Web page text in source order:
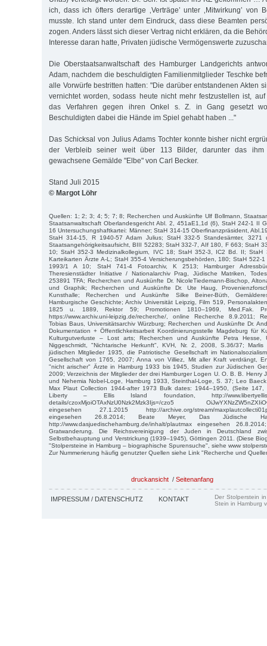
ich, dass ich öfters derartige ‚Verträge’ unter ‚Mitwirkung’ von
musste. Ich stand unter dem Eindruck, dass diese Beamten
zogen. Anders lässt sich dieser Vertrag nicht erklären, da die
Interesse daran hatte, Privaten jüdische Vermögenswerte
Die Oberstaatsanwaltschaft des Hamburger Landgerichts
Adam, nachdem die beschuldigten Familienmitglieder Teschke
alle Vorwürfe bestritten hatten: "Die darüber entstandenen Akten
vernichtet worden, sodass heute nicht mehr festzustellen ist,
das Verfahren gegen ihren Onkel s. Z. in Gang gesetzt
Beschuldigten dabei die Hände im Spiel gehabt haben ..."
Das Schicksal von Julius Adams Tochter konnte bisher nicht
der Verbleib seiner weit über 113 Bilder, darunter das ihm
gewachsene Gemälde "Elbe" von Carl Becker.
Stand Juli 2015
© Margot Löhr
Quellen: 1; 2; 3; 4; 5; 7; 8; Recherchen und Auskünfte Ulf Bollmann,
Staatsanwaltschaft Oberlandesgericht Abl. 2, 451aE1,1d (6), StaH 242-1 II
16 Untersuchungshaftkartei: Männer; StaH 314-15 Oberfinanzpräsident,
StaH 314-15, R 1940-57 Adam Julius; StaH 332-5 Standesämter, 3271
Staatsangehörigkeitsaufsicht, BIII 52283; StaH 332-7, AIf 180, F 663; StaH
10; StaH 352-3 Medizinalkollegium, IVC 18; StaH 352-3, IC2 Bd. II; StaH
Karteikarten Ärzte A-L; StaH 355-4 Versicherungsbehörden, 180; StaH 522-
1993/1 A 10; StaH 741-4 Fotoarchiv, K 2513; Hamburger
Theresienstädter Initiative / Nationalarchiv Prag, Jüdische Matriken,
253891 TFA; Recherchen und Auskünfte Dr. NicoleTiedemann-Bischop,
und Graphik; Recherchen und Auskünfte Dr. Ute Haug,
Kunsthalle; Recherchen und Auskünfte Silke Beiner-Büth,
Hamburgische Geschichte; Archiv Universität Leipzig, Film 519,
1825 u. 1889, Rektor 59; Promotionen 1810–1969, Med.Fak.
https://www.archiv.uni-leipzig.de/recherche/, online Recherche 8.9.2011;
Tobias Baus, Universitätsarchiv Würzburg; Recherchen und Auskünfte Dr.
Dokumentation + Öffentlichkeitsarbeit Koordinierungsstelle Magdeburg für
Kulturgutverluste – Lost arts; Recherchen und Auskünfte Petra Hesse,
Niggeschmidt, "Nichtarische Herkunft", KVH, Nr. 2, 2008, S.36/37;
jüdischen Mitglieder 1935, die Patriotische Gesellschaft im
Gesellschaft von 1765, 2007; Anna von Villiez, Mit aller Kraft verdrängt,
"nicht arischer" Ärzte in Hamburg 1933 bis 1945, Studien zur Jüdischen
2009; Verzeichnis der Mitglieder der drei Hamburger Logen U. O. B. B. Henry
und Nehemia Nobel-Loge, Hamburg 1933, Steinthal-Loge, S. 37; Leo
Max Plaut Collection 1944-after 1973 Bulk dates: 1944–1950, (Seite
Liberty – Ellis Island foundation, http://
details/czoxMjoiOTAxNzU0Nzk2Mzk3Ijs=/czo5
eingesehen 27.1.2015 http://archive.org/stream/
eingesehen 26.8.2014; Beate Meyer, Das Jüdische
http://www.dasjuedischehamburg.de/inhalt/plautmax eingesehen
Gratwanderung. Die Reichsvereinigung der Juden in Deutschland
Selbstbehauptung und Verstrickung (1939–1945), Göttingen 2011. (Diese
"Stolpersteine in Hamburg – biographische Spurensuche", siehe www
Zur Nummerierung häufig genutzter Quellen siehe Link "Recherche und
druckansicht / Seitenanfang
IMPRESSUM / DATENSCHUTZ KONTAKT
Der Stolperstein
Stein in Hamburg